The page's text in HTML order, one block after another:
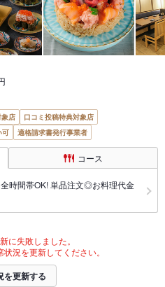
象店
口コミ投稿特典対象店
可 適格請求書発行事業者
コース
時間帯OK! 単品注文◎お料理代金
に失敗しました。
況を更新してください。
を更新する